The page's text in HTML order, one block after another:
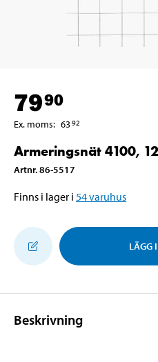
7990
Ex. moms: 6392
Armeringsnät 4100,
Artnr.86-5517
Finns i lager i 54varuhus
LÄGG
Beskrivning